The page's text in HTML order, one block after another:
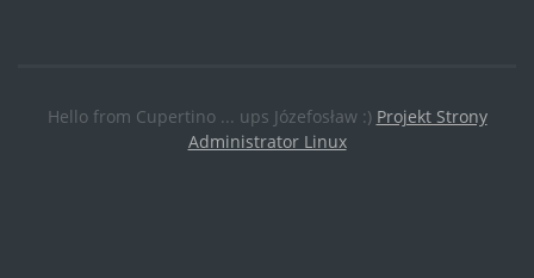
Hello from Cupertino ... ups Józefosław :) Projekt Strony
Administrator Linux